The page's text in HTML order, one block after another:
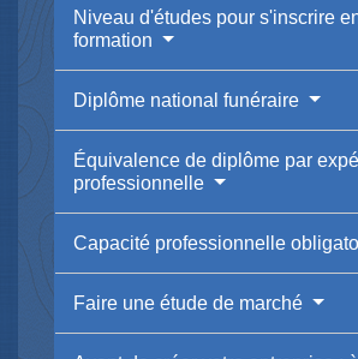
Niveau d'études pour s'inscrire
formation
Diplôme national funéraire
Équivalence de diplôme par
professionnelle
Capacité professionnelle
Faire une étude de marché